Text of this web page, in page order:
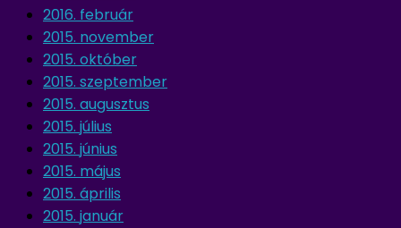
2016. február
2015. november
2015. október
2015. szeptember
2015. augusztus
2015. július
2015. június
2015. május
2015. április
2015. január